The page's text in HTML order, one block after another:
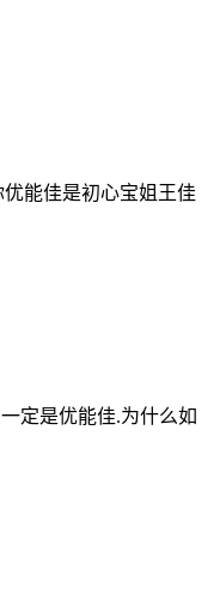
能佳是初心宝姐王佳
定是优能佳.为什么如